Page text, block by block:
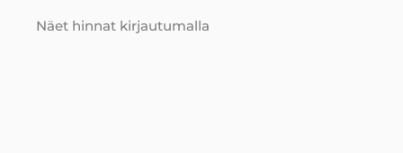
Näet hinnat kirjautumalla